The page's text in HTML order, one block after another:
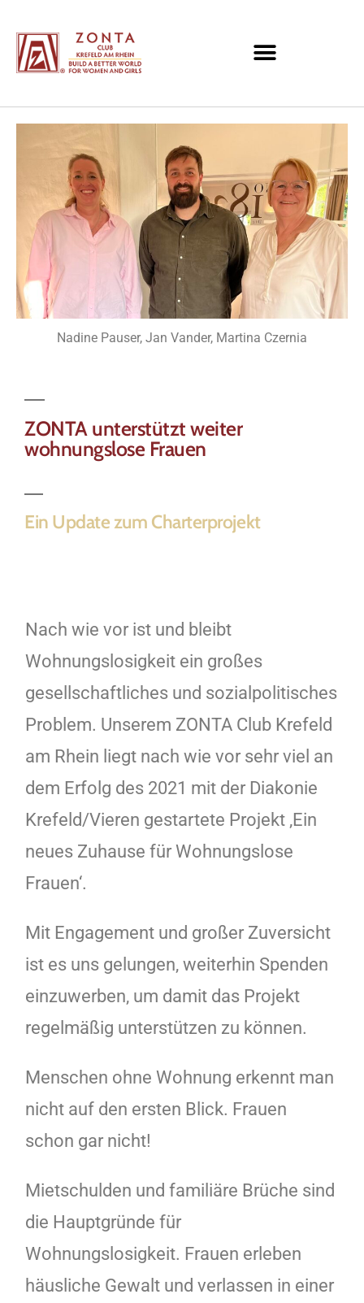
Nadine Pauser, Jan Vander, Martina Czernia
ZONTA unterstützt weiter
wohnungslose Frauen
Ein Update zum Charterprojekt
Nach wie vor ist und bleibt
Wohnungslosigkeit ein großes
gesellschaftliches und sozialpolitisches
Problem. Unserem ZONTA Club Krefeld
am Rhein liegt nach wie vor sehr viel an
dem Erfolg des 2021 mit der Diakonie
Krefeld/Vieren gestartete Projekt ‚Ein
neues Zuhause für Wohnungslose
Frauen‘.
Mit Engagement und großer Zuversicht
ist es uns gelungen, weiterhin Spenden
einzuwerben, um damit das Projekt
regelmäßig unterstützen zu können.
Menschen ohne Wohnung erkennt man
nicht auf den ersten Blick. Frauen
schon gar nicht!
Mietschulden und familiäre Brüche sind
die Hauptgründe für
Wohnungslosigkeit. Frauen erleben
häusliche Gewalt und verlassen in einer